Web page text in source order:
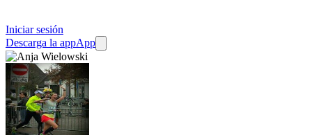
Iniciar sesión
Descarga la appApp